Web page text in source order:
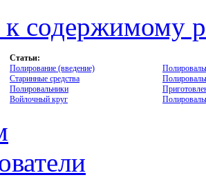
содержимому
Статьи:
Полирование (введение)
Старинные средства
Полировальники
Войлочный круг